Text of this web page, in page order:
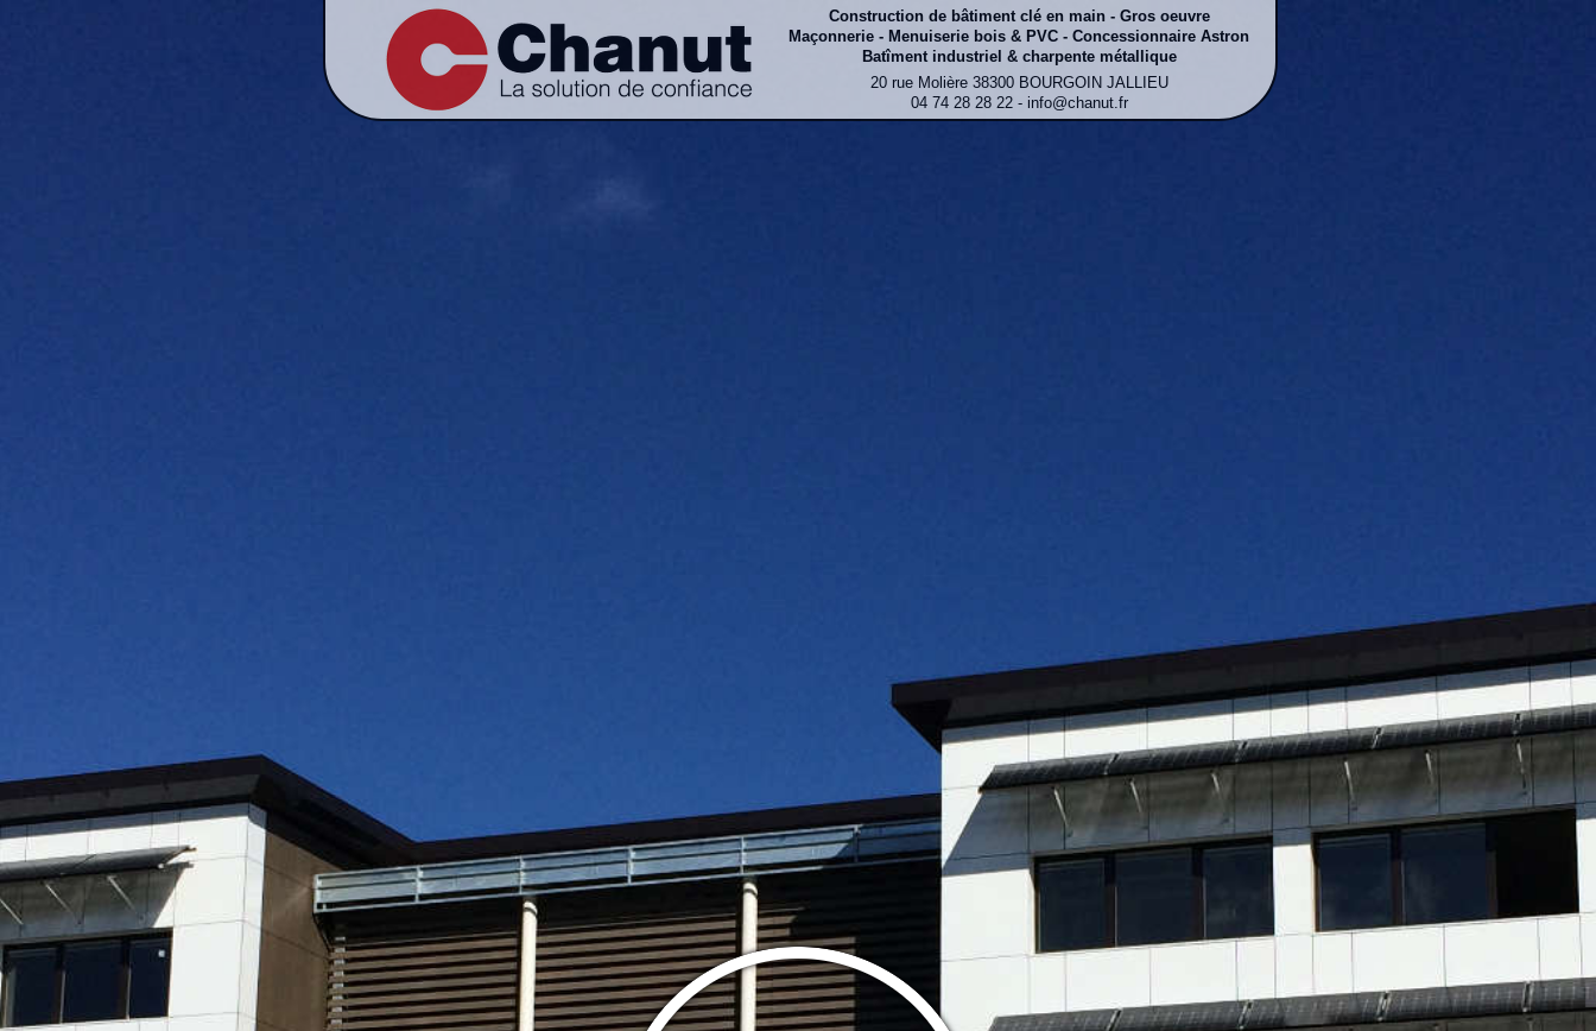
Construction de bâtiment clé en main - Gros oeuvre
Maçonnerie - Menuiserie bois & PVC - Concessionnaire Astron
Batîment industriel & charpente métallique
20 rue Molière 38300 BOURGOIN JALLIEU
04 74 28 28 22 - info@chanut.fr